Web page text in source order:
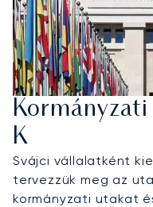
K
Svájci vállalatként
tervezzük meg az
kormányzati utakat